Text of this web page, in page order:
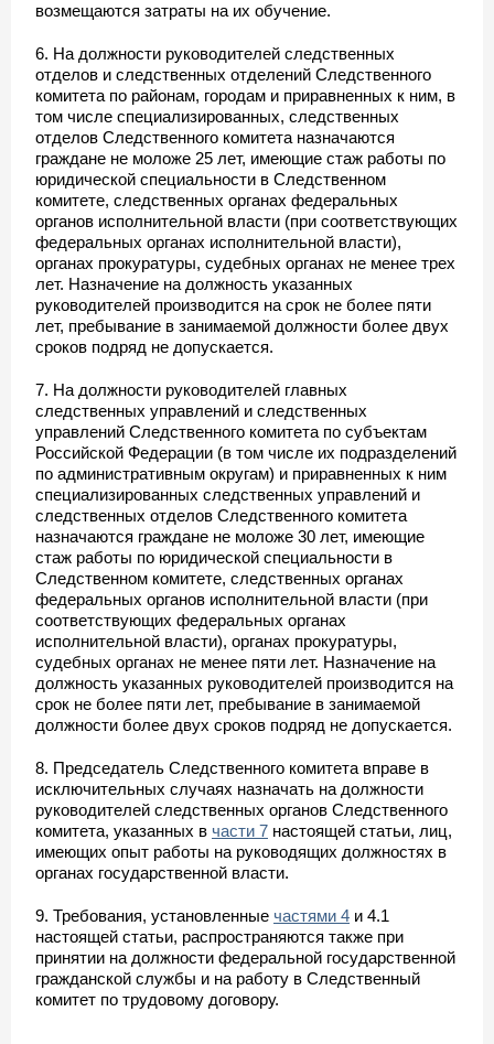
возмещаются затраты на их обучение.
6. На должности руководителей следственных
отделов и следственных отделений Следственного
комитета по районам, городам и приравненных к ним, в
том числе специализированных, следственных
отделов Следственного комитета назначаются
граждане не моложе 25 лет, имеющие стаж работы по
юридической специальности в Следственном
комитете, следственных органах федеральных
органов исполнительной власти (при соответствующих
федеральных органах исполнительной власти),
органах прокуратуры, судебных органах не менее трех
лет. Назначение на должность указанных
руководителей производится на срок не более пяти
лет, пребывание в занимаемой должности более двух
сроков подряд не допускается.
7. На должности руководителей главных
следственных управлений и следственных
управлений Следственного комитета по субъектам
Российской Федерации (в том числе их подразделений
по административным округам) и приравненных к ним
специализированных следственных управлений и
следственных отделов Следственного комитета
назначаются граждане не моложе 30 лет, имеющие
стаж работы по юридической специальности в
Следственном комитете, следственных органах
федеральных органов исполнительной власти (при
соответствующих федеральных органах
исполнительной власти), органах прокуратуры,
судебных органах не менее пяти лет. Назначение на
должность указанных руководителей производится на
срок не более пяти лет, пребывание в занимаемой
должности более двух сроков подряд не допускается.
8. Председатель Следственного комитета вправе в
исключительных случаях назначать на должности
руководителей следственных органов Следственного
комитета, указанных в части 7 настоящей статьи, лиц,
имеющих опыт работы на руководящих должностях в
органах государственной власти.
9. Требования, установленные частями 4 и 4.1
настоящей статьи, распространяются также при
принятии на должности федеральной государственной
гражданской службы и на работу в Следственный
комитет по трудовому договору.